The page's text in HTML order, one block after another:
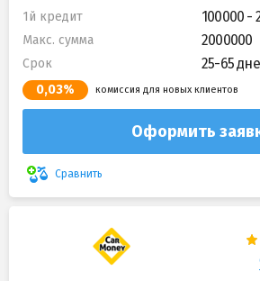
1й кредит 100000 -
Макс. сумма 2000000
Срок 25-65
0,03% комиссия для новых клиентов
Оформить
Сравнить